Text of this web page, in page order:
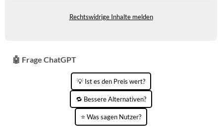
SCHUHZUBEHÖR
Rechtswidrige Inhalte melden
🤖 Frage ChatGPT
💡 Ist es den Preis wert?
🔁 Bessere Alternativen?
⭐ Was sagen Nutzer?